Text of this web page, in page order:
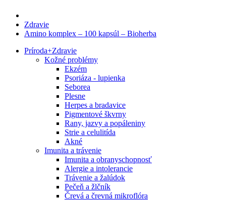
Zdravie
Amino komplex – 100 kapsúl – Bioherba
Príroda+Zdravie
Kožné problémy
Ekzém
Psoriáza - lupienka
Seborea
Plesne
Herpes a bradavice
Pigmentové škvrny
Rany, jazvy a popáleniny
Strie a celulitída
Akné
Imunita a trávenie
Imunita a obranyschopnosť
Alergie a intolerancie
Trávenie a žalúdok
Pečeň a žlčník
Črevá a črevná mikroflóra